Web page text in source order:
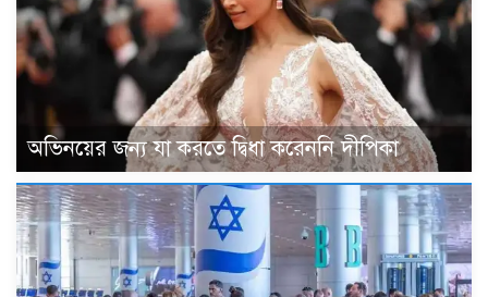
অভিনয়ের জন্য যা করতে দ্বিধা করেননি দীপিকা